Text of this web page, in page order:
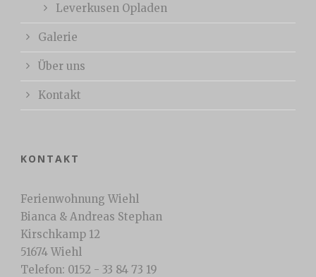
Leverkusen Opladen
Galerie
Über uns
Kontakt
KONTAKT
Ferienwohnung Wiehl
Bianca & Andreas Stephan
Kirschkamp 12
51674 Wiehl
Telefon: 0152 - 33 84 73 19